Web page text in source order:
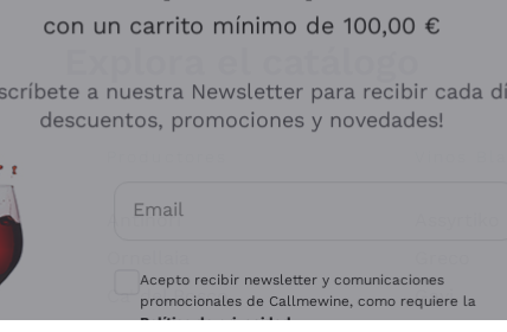
Antinori
Ca' del Bosco
Gavi
con un carrito mínimo de 100,00 €
a nuestra Newsletter para recibir cada
descuentos, promociones y novedades!
Email
Consentimientos opcionales para recibir
Acepto recibir newsletter y comunicaciones
promocionales de Callmewine, como requiere la
Política de privacidad